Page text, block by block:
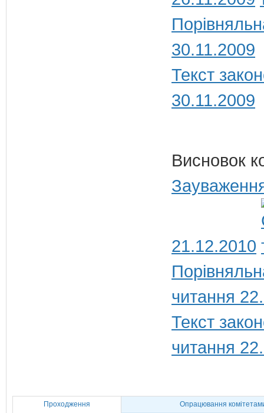
30.11.2009
Текст
30.11.2009
Висновок
21.12.2010
читання
Текст
читання
Проходження Опрацювання